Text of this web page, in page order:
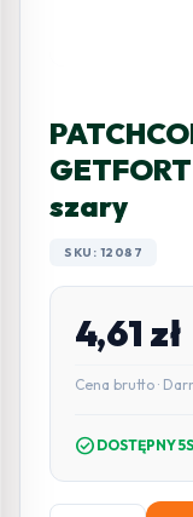
szary
SKU: 12087
4,61 zł
Cena brutto ·
check_circle DOSTĘPNY